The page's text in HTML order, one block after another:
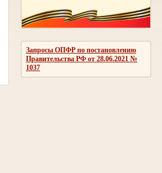
Запросы ОПФР по постановлению
Правительства РФ от 28.06.2021 №
1037